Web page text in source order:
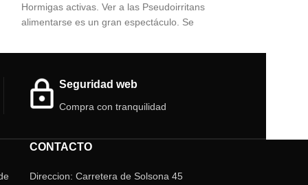
Hormigas activas. Ver a las Pseudoirritans
alimentarse es un gran espectáculo. Se
Seguridad web
Compra con tranquilidad
CONTACTO
Direccion: Carretera de Solsona 45